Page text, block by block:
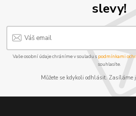
slevy!
Vaše osobní údaje chráníme v souladu s podmínkami
souhlasíte.
Můžete se kdykoli odhlásit. Zasíláme